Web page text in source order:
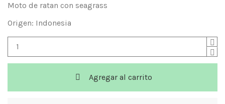
Moto de ratan con seagrass
Origen: Indonesia
Agregar al carrito